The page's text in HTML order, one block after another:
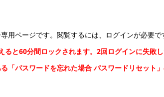
用ページです。閲覧するには、ログインが必要で
ると60分間ロックされます。2回ログインに失敗
「パスワードを忘れた場合 パスワードリセット